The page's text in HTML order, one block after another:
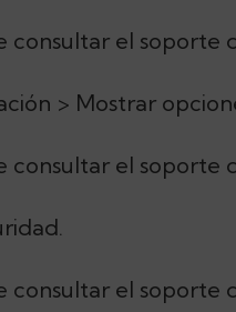
consultar el soporte
> Mostrar
consultar el soporte
consultar el soporte